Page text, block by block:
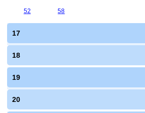
52 58
17
18
19
20